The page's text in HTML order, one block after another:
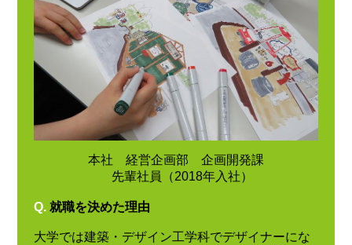
本社 経営企画部 企画開発課
先輩社員（2018年入社）
Q. 就職を決めた理由
大学では建築・デザイン工学科でデザイナーにな